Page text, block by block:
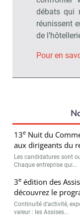
débats qui
réunissent
de
Pour en
13e Nuit du
aux dirigeants du
Les candidatures sont
Chaque entreprise qui...
3e édition des
découvrez le
Continuité d’activité,
valeur : les Assises...